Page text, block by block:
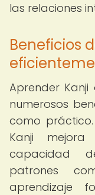
las relaciones
Beneficios
Aprender
numerosos
como
Kanji
capacidad
patrones
aprendizaje